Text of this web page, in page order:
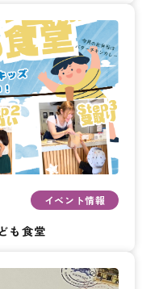
イベント情報
も食堂